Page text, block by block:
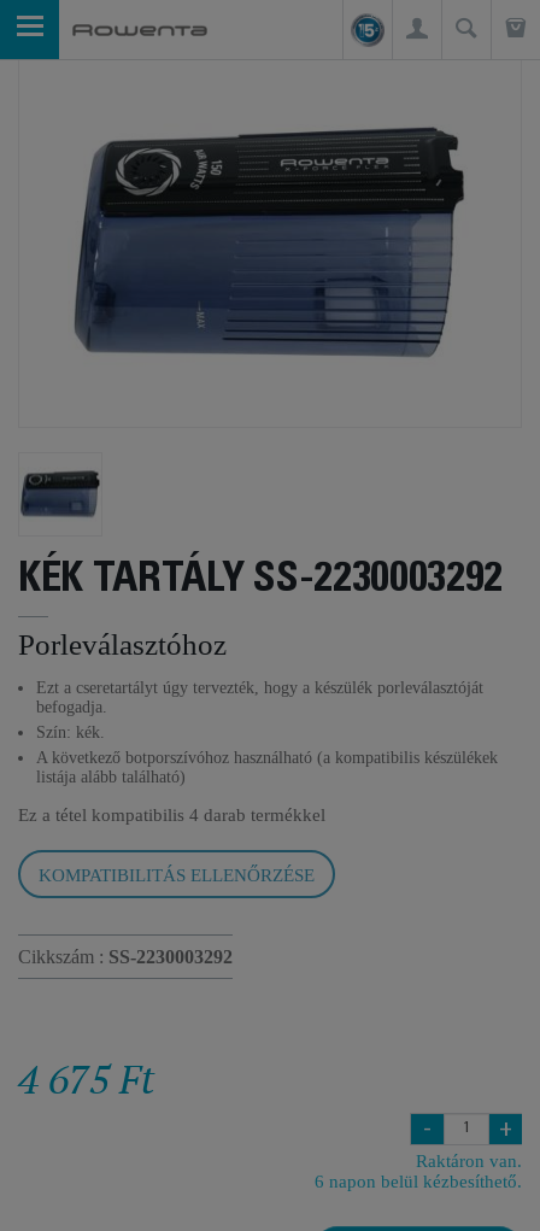
KÉK TARTÁLY SS-2230003292
Porleválasztóhoz
Ezt a cseretartályt úgy tervezték, hogy a készülék porleválasztóját
befogadja.
Szín: kék.
A következő botporszívóhoz használható (a kompatibilis készülékek
listája alább található)
Ez a tétel kompatibilis 4 darab termékkel
KOMPATIBILITÁS ELLENŐRZÉSE
Cikkszám : SS-2230003292
4 675 Ft
- +
Raktáron van.
6 napon belül kézbesíthető.